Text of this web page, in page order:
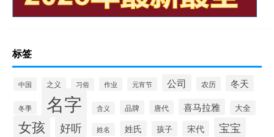
标签
中国 之义 习俗 作业 元宵节 公司 农历 冬天
冬季 名字 含义 品牌 唐代 喜马拉雅 大全
女孩 好听 姓名 姓氏 孩子 宋代 宝宝